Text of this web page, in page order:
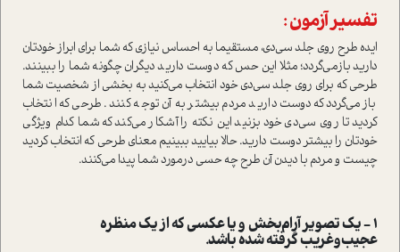
تفسیر آزمون :
ایده طرح روی جلد سی‌دی، مستقیما به احساس نیازی که شما برای ابراز خودتان
دارید بازمی‌گردد؛ مثلا این حس که دوست دارید دیگران چگونه شما را ببینند.
طرحی که برای روی جلد سی‌دی خود انتخاب می‌کنید به بخشی از شخصیت شما
بازمی‌گردد که دوست دارید مردم بیشتر به آن توجه کنند. طرحی که انتخاب
کردید تا روی سی‌دی خود بزنید این نکته را آشکار می‌کند که شما کدام ویژگی
خودتان را بیشتر دوست دارید. حالا بیایید ببینیم معنای طرحی که انتخاب کردید
چیست و مردم با دیدن آن طرح چه حسی درمورد شما پیدا می‌کنند.
1 - یک تصویر آرام‌بخش و یا عکسی که از یک منظره
عجیب‌وغریب گرفته شده باشد.